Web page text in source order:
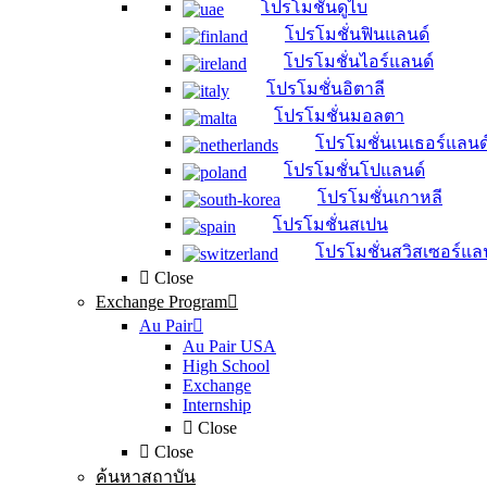
โปรโมชั่นดูไบ
โปรโมชั่นฟินแลนด์
โปรโมชั่นไอร์แลนด์
โปรโมชั่นอิตาลี
โปรโมชั่นมอลตา
โปรโมชั่นเนเธอร์แลน
โปรโมชั่นโปแลนด์
โปรโมชั่นเกาหลี
โปรโมชั่นสเปน
โปรโมชั่นสวิสเซอร์แ
Close
Exchange Program
Au Pair
Au Pair USA
High School
Exchange
Internship
Close
Close
ค้นหาสถาบัน